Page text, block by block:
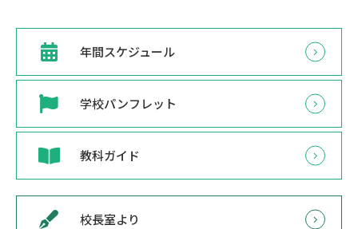
年間スケジュール
学校パンフレット
教科ガイド
校長室より